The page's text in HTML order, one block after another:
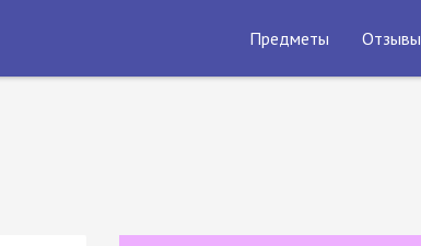
Предметы Отзывы